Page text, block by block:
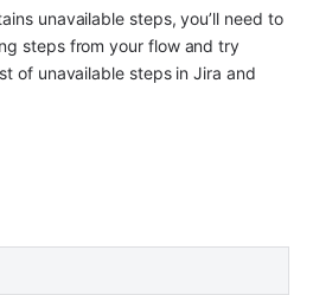
unavailable steps, you’ll need to
steps from your flow and try
of unavailable steps in Jira and